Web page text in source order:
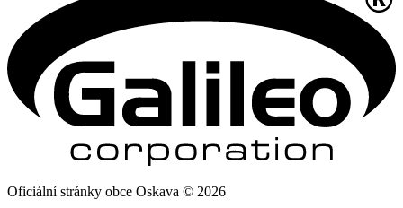
Oficiální stránky obce Oskava © 2026